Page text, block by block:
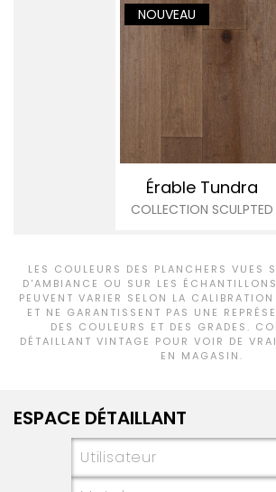
NOUVEAU
Érable Tundra
COLLECTION SCULPTED
LES COULEURS DES PLANCHERS VUES
D'AMBIANCE OU SUR LES
PEUVENT VARIER SELON LA
ET NE GARANTISSENT PAS UNE
DES COULEURS ET DES GRADES.
DÉTAILLANT VINTAGE POUR VOIR DE
EN MAGASIN.
ESPACE DÉTAILLANT